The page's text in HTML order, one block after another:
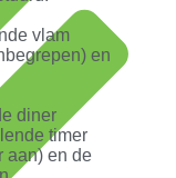
vlam
en
diner
timer
aan) en de